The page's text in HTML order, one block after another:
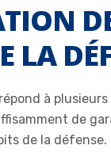
LA
à
de
de la défense.